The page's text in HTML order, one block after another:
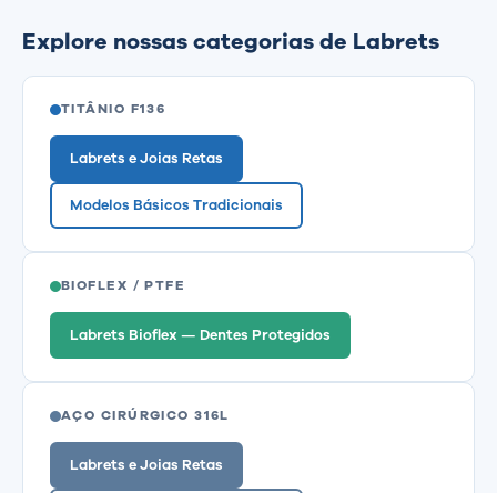
Explore nossas categorias de Labrets
TITÂNIO F136
Labrets e Joias Retas
Modelos Básicos Tradicionais
BIOFLEX / PTFE
Labrets Bioflex — Dentes Protegidos
AÇO CIRÚRGICO 316L
Labrets e Joias Retas